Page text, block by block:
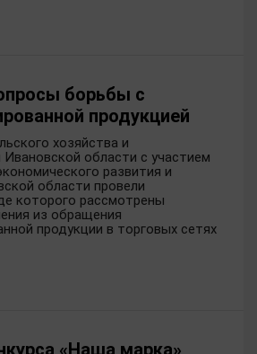
борьбы с
продукцией
хозяйства и
области с участием
развития и
области провели
которого рассмотрены
из обращения
продукции в торговых сетях
«Наша марка»